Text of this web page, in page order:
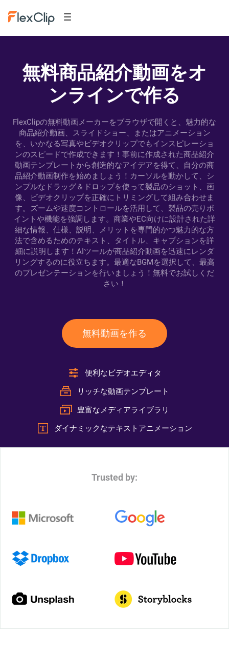
無料商品紹介動画をオ
ンラインで作る
FlexClipの無料動画メーカーをブラウザで開くと、魅力的な
商品紹介動画、スライドショー、またはアニメーション
を、いかなる写真やビデオクリップでもインスピレーショ
ンのスピードで作成できます！事前に作成された商品紹介
動画テンプレートから創造的なアイデアを得て、自分の商
品紹介動画制作を始めましょう！カーソルを動かして、シ
ンプルなドラッグ＆ドロップを使って製品のショット、画
像、ビデオクリップを正確にトリミングして組み合わせま
す。ズームや速度コントロールを活用して、製品の売りポ
イントや機能を強調します。商業やEC向けに設計された詳
細な情報、仕様、説明、メリットを専門的かつ魅力的な方
法で含めるためのテキスト、タイトル、キャプションを詳
細に説明します！AIツールが商品紹介動画を迅速にレンダ
リングするのに役立ちます。最適なBGMを選択して、最高
のプレゼンテーションを行いましょう！無料でお試しくだ
さい！
無料動画を作る
便利なビデオエディタ
リッチな動画テンプレート
豊富なメディアライブラリ
ダイナミックなテキストアニメーション
Trusted by: